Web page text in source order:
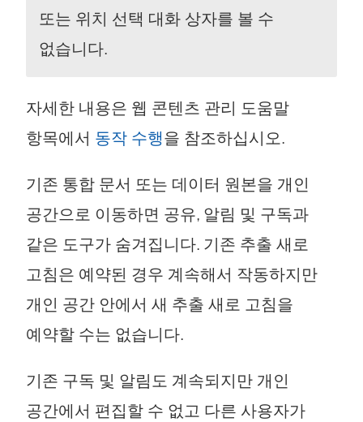
또는 위치 선택 대화 상자를 볼 수
없습니다.
자세한 내용은 웹 콘텐츠 관리 도움말
항목에서 동작 수행을 참조하십시오.
기존 통합 문서 또는 데이터 원본을 개인
공간으로 이동하면 공유, 알림 및 구독과
같은 도구가 숨겨집니다. 기존 추출 새로
고침은 예약된 경우 계속해서 작동하지만
개인 공간 안에서 새 추출 새로 고침을
예약할 수는 없습니다.
기존 구독 및 알림도 계속되지만 개인
공간에서 편집할 수 없고 다른 사용자가